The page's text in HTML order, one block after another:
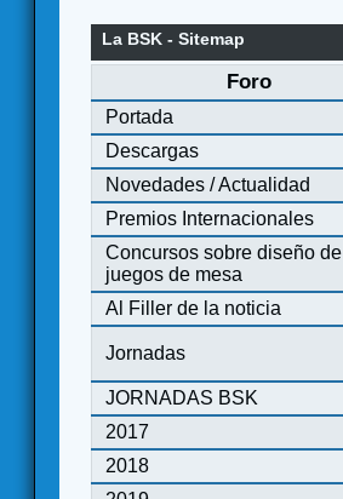
La BSK - Sitemap
Foro
Portada
Descargas
Novedades / Actualidad
Premios Internacionales
Concursos sobre diseño de
juegos de mesa
Al Filler de la noticia
Jornadas
JORNADAS BSK
2017
2018